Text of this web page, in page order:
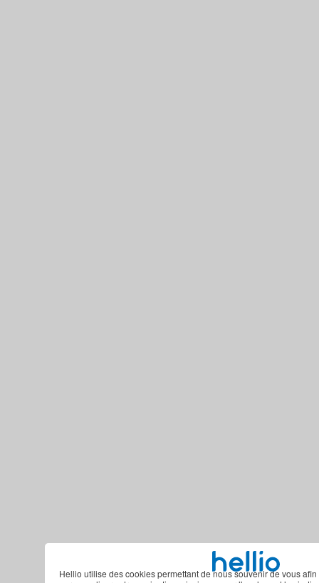
Hellio utilise des cookies permettant de nous souvenir de vous